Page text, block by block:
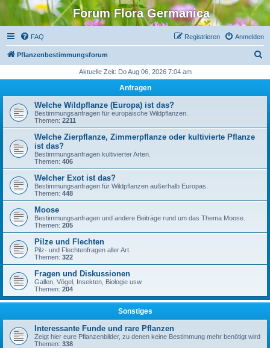
Forum Flora Germanica
FAQ Anmelden
Registrieren
Pflanzenbestimmungsforum
h
Aktuelle Zeit: Do Aug 06, 2026 7:04 am
Anfragen
Welche Wildpflanze (Europa) ist das?
Bestimmungsanfragen für europäische Wildpflanzen.
Themen: 2211
Welche Zierpflanze, Zimmerpflanze oder kultivierte Pflanze
ist das?
Bestimmungsanfragen kultivierter Arten.
Themen: 406
Welcher Exot ist das?
Bestimmungsanfragen für Wildpflanzen außerhalb Europas.
Themen: 448
Moose
Bestimmungsanfragen und andere Beiträge rund um das Thema Moose.
Themen: 205
Pilze und Flechten
Pilz- und Flechtenfragen aller Art.
Themen: 322
Fragen und Diskussionen
Gallen, Vögel, Insekten, Biologie usw.
Themen: 204
Sonstiges
Interessante Funde und rare Pflanzen
Zeigt hier eure Pflanzenbilder, zu denen keine Bestimmung mehr benötigt wird
Themen: 338